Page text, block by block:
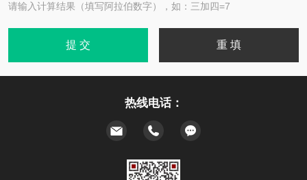
请输入计算结果（填写阿拉伯数字），如：三加四=7
热线电话：